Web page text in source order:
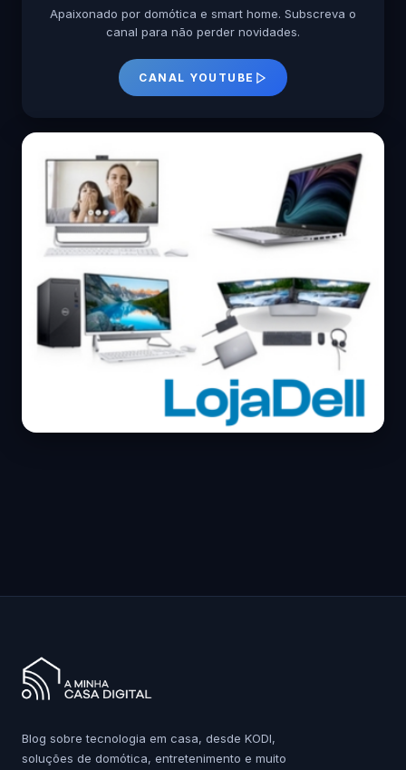
Apaixonado por domótica e smart home. Subscreva o
canal para não perder novidades.
CANAL YOUTUBE
Blog sobre tecnologia em casa, desde KODI,
soluções de domótica, entretenimento e muito